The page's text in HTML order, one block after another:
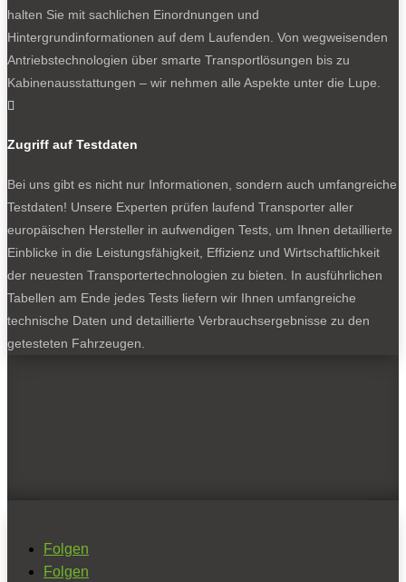
halten Sie mit sachlichen Einordnungen und
Hintergrundinformationen auf dem Laufenden. Von wegweisenden
Antriebstechnologien über smarte Transportlösungen bis zu
Kabinenausstattungen – wir nehmen alle Aspekte unter die Lupe.

Zugriff auf Testdaten
Bei uns gibt es nicht nur Informationen, sondern auch umfangreiche
Testdaten! Unsere Experten prüfen laufend Transporter aller
europäischen Hersteller in aufwendigen Tests, um Ihnen detaillierte
Einblicke in die Leistungsfähigkeit, Effizienz und Wirtschaftlichkeit
der neuesten Transportertechnologien zu bieten. In ausführlichen
Tabellen am Ende jedes Tests liefern wir Ihnen umfangreiche
technische Daten und detaillierte Verbrauchsergebnisse zu den
getesteten Fahrzeugen.
Folgen
Folgen